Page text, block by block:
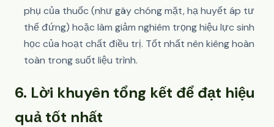
phụ của thuốc (như gây chóng mặt, hạ huyết áp tư
thế đứng) hoặc làm giảm nghiêm trọng hiệu lực sinh
học của hoạt chất điều trị. Tốt nhất nên kiêng hoàn
toàn trong suốt liệu trình.
6. Lời khuyên tổng kết để đạt hiệu
quả tốt nhất